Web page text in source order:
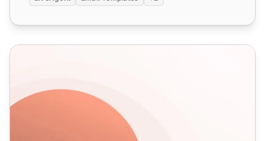
Predlošci za email potvrde narudžbe